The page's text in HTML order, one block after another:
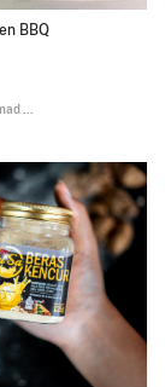
BBQ